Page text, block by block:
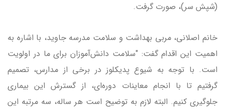
(شپش سر)، صورت گرفت.
خانم اصلانی، مربی بهداشت و سلامت مدرسه جاوید، با اشاره به
اهمیت این اقدام گفت: "سلامت دانش‌آموزان برای ما در اولویت
است. با توجه به شیوع پدیکلوز در برخی از مدارس، تصمیم
گرفتیم تا با انجام معاینات دوره‌ای، از گسترش این بیماری
جلوگیری کنیم. البته لازم به توضیح است هر ساله، سه مرتبه این